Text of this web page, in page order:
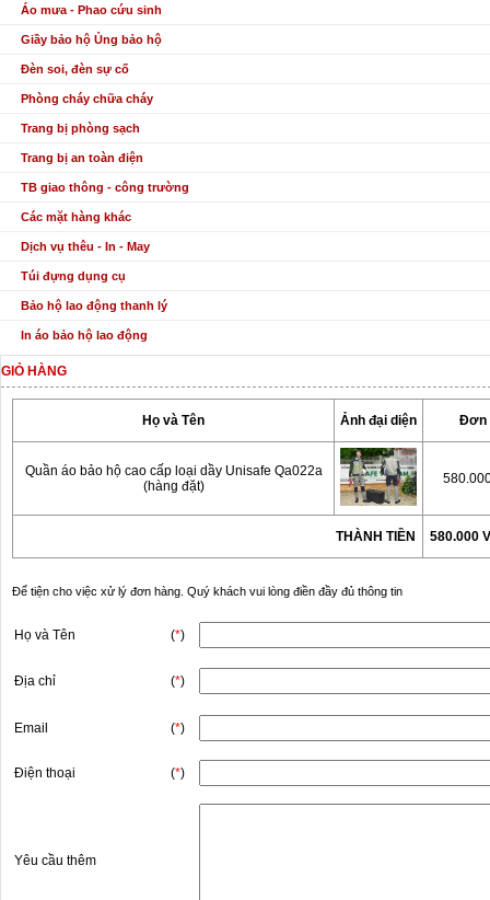
Áo mưa - Phao cứu sinh
Giầy bảo hộ Ủng bảo hộ
Đèn soi, đèn sự cố
Phòng cháy chữa cháy
Trang bị phòng sạch
Trang bị an toàn điện
TB giao thông - công trường
Các mặt hàng khác
Dịch vụ thêu - In - May
Túi đựng dụng cụ
Bảo hộ lao động thanh lý
In áo bảo hộ lao động
GIỎ HÀNG
Họ và Tên Ảnh đại diện Đơn
Quần áo bảo hộ cao cấp loại dầy Unisafe Qa022a
(hàng đặt)
THÀNH TIỀN 580.000
Để tiện cho việc xử lý đơn hàng. Quý khách vui lòng điền đầy đủ thông tin
Họ và Tên (*)
Địa chỉ (*)
Email (*)
Điện thoại (*)
Yêu cầu thêm